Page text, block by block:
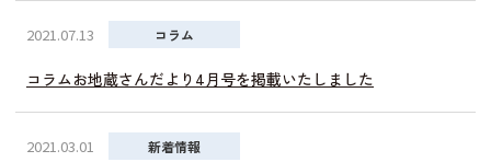
2021.07.13 コラム
コラムお地蔵さんだより4月号を掲載いたしました
2021.03.01 新着情報